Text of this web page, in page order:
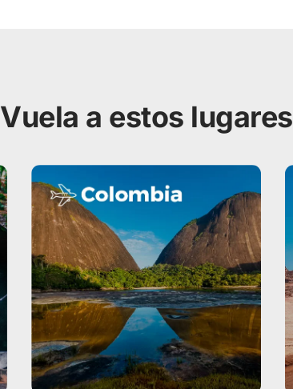
Vuela a estos lugares